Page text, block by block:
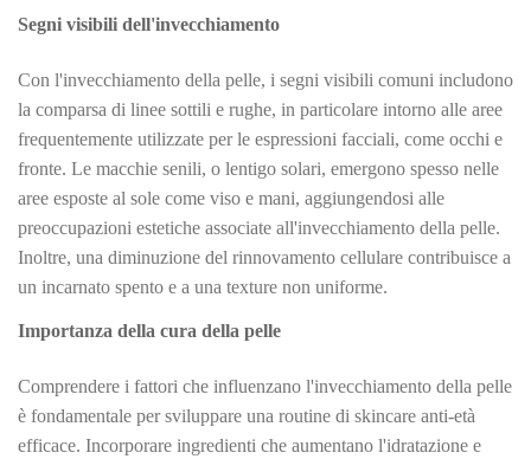
Segni visibili dell'invecchiamento
Con l'invecchiamento della pelle, i segni visibili comuni includono
la comparsa di linee sottili e rughe, in particolare intorno alle aree
frequentemente utilizzate per le espressioni facciali, come occhi e
fronte. Le macchie senili, o lentigo solari, emergono spesso nelle
aree esposte al sole come viso e mani, aggiungendosi alle
preoccupazioni estetiche associate all'invecchiamento della pelle.
Inoltre, una diminuzione del rinnovamento cellulare contribuisce a
un incarnato spento e a una texture non uniforme.
Importanza della cura della pelle
Comprendere i fattori che influenzano l'invecchiamento della pelle
è fondamentale per sviluppare una routine di skincare anti-età
efficace. Incorporare ingredienti che aumentano l'idratazione e